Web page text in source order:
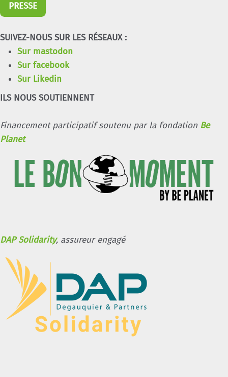
PRESSE
SUIVEZ-NOUS SUR LES RÉSEAUX :
Sur mastodon
Sur facebook
Sur Likedin
ILS NOUS SOUTIENNENT
Financement participatif soutenu par la fondation Be
Planet
DAP Solidarity, assureur engagé